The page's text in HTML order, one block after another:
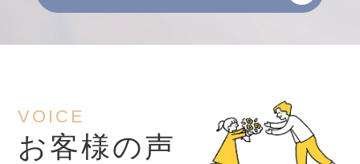
VOICE
お客様の声